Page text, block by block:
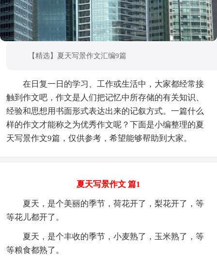
【精选】夏天写景作文汇编9篇
在日复一日的学习、工作或生活中，大家都经常接
触到作文吧，作文是人们把记忆中所存储的有关知识、
经验和思想用书面形式表达出来的记叙方式。一篇什么
样的作文才能称之为优秀作文呢？下面是小编整理的夏
天写景作文9篇，仅供参考，希望能够帮助到大家。
夏天写景作文 篇1
夏天，是个美丽的季节，荷花开了，梨花开了，等
等花儿都开了。
夏天，是个丰收的季节，小麦熟了，玉米熟了，等
等粮食都熟了。